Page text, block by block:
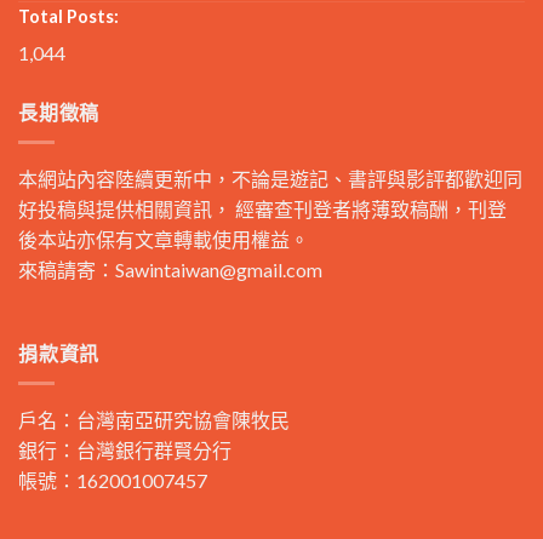
Total Posts:
1,044
長期徵稿
本網站內容陸續更新中，不論是遊記、書評與影評都歡迎同
好投稿與提供相關資訊， 經審查刊登者將薄致稿酬，刊登
後本站亦保有文章轉載使用權益。
來稿請寄： Sawintaiwan@gmail.com
捐款資訊
戶名：台灣南亞研究協會陳牧民
銀行：台灣銀行群賢分行
帳號：162001007457